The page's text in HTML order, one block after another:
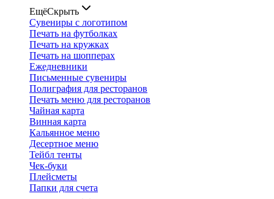
ЕщёСкрыть
Сувениры с логотипом
Печать на футболках
Печать на кружках
Печать на шопперах
Ежедневники
Письменные сувениры
Полиграфия для ресторанов
Печать меню для ресторанов
Чайная карта
Винная карта
Кальянное меню
Десертное меню
Тейбл тенты
Чек-буки
Плейсметы
Папки для счета